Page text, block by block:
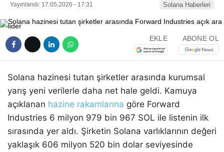
Yayınlandı: 17.05.2026 - 17:31 Solana Haberleri
EKLE ABONE OL
Solana hazinesi tutan şirketler arasında kurumsal
yarış yeni verilerle daha net hale geldi. Kamuya
açıklanan hazine rakamlarına göre Forward
Industries 6 milyon 979 bin 967 SOL ile listenin ilk
sırasında yer aldı. Şirketin Solana varlıklarının değeri
yaklaşık 606 milyon 520 bin dolar seviyesinde